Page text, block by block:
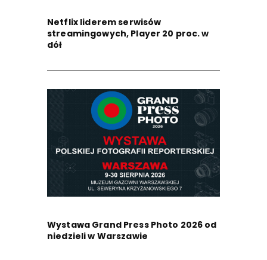
Netflix liderem serwisów
streamingowych, Player 20 proc. w
dół
Wystawa Grand Press Photo 2026 od
niedzieli w Warszawie